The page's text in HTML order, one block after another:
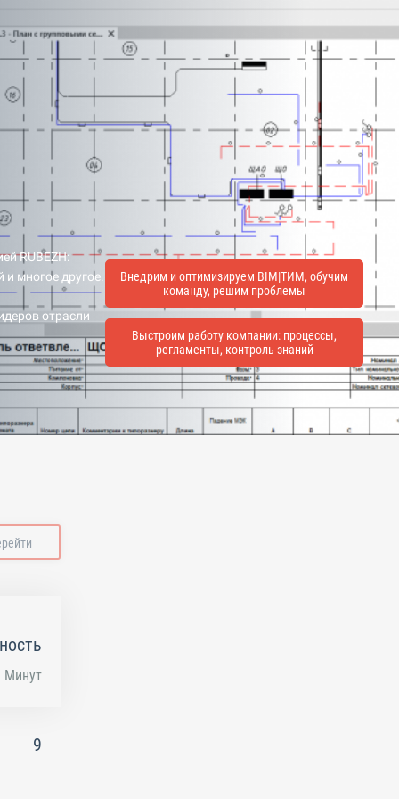
RUBEZH:
многое другое.
отрасли
Внедрим и оптимизируем BIM|ТИМ, обучим
команду, решим проблемы
Выстроим работу компании: процессы,
регламенты, контроль знаний
Минут
9